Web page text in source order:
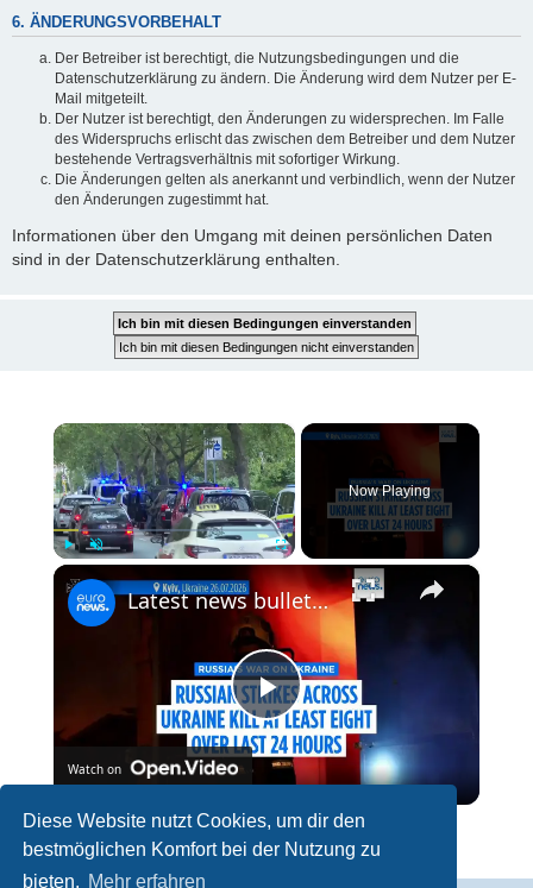
Diese Website nutzt Cookies, um dir den
bestmöglichen Komfort bei der Nutzung zu
bieten. Mehr erfahren
6. ÄNDERUNGSVORBEHALT
Der Betreiber ist berechtigt, die Nutzungsbedingungen und die
Datenschutzerklärung zu ändern. Die Änderung wird dem Nutzer per E-
Mail mitgeteilt.
Der Nutzer ist berechtigt, den Änderungen zu widersprechen. Im Falle
des Widerspruchs erlischt das zwischen dem Betreiber und dem Nutzer
bestehende Vertragsverhältnis mit sofortiger Wirkung.
Die Änderungen gelten als anerkannt und verbindlich, wenn der Nutzer
den Änderungen zugestimmt hat.
Informationen über den Umgang mit deinen persönlichen Daten
sind in der Datenschutzerklärung enthalten.
×
Fullscreen
Now Playing
×
P
l
a
Latest news bulletin | July 27th, 2026 – Morning
Watch on
Latest news bulletin | July 27th, 2026 – Morning